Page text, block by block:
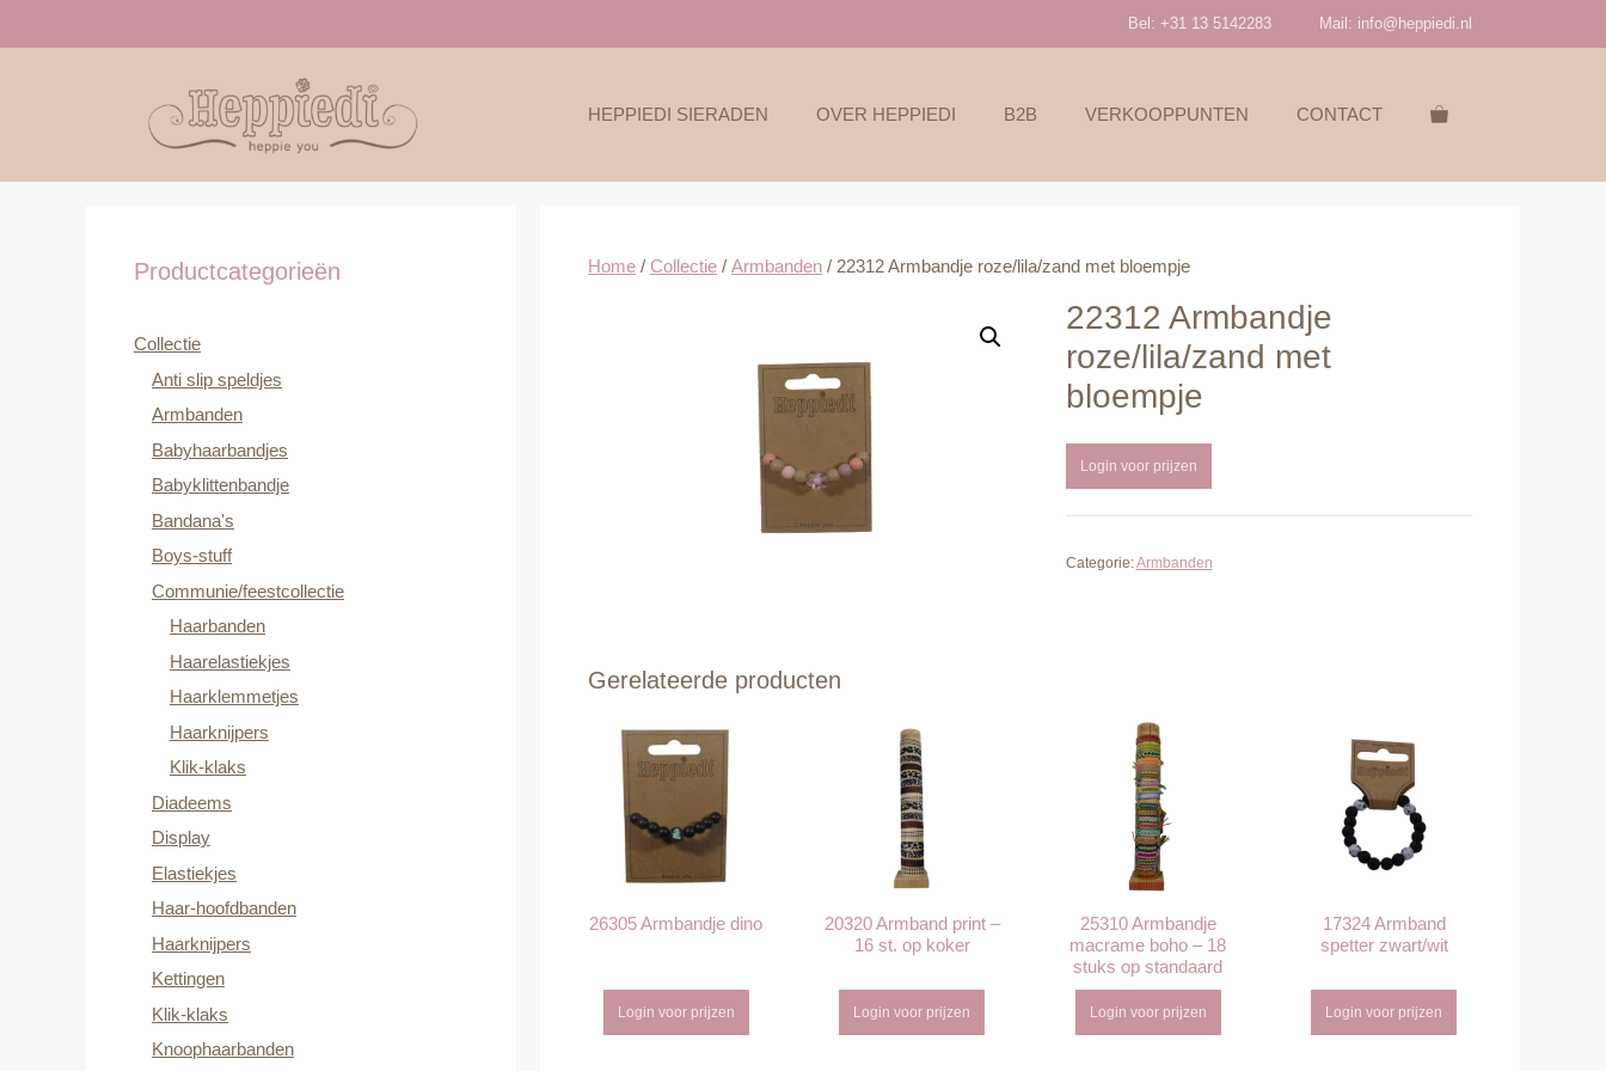
Bel: +31 13 5142283 Mail: info@heppiedi.nl
HEPPIEDI SIERADEN OVER HEPPIEDI B2B VERKOOPPUNTEN CONTACT
Home / Collectie / Armbanden / 22312 Armbandje roze/lila/zand met bloempje
22312 Armbandje
roze/lila/zand met
bloempje
Login voor prijzen
Categorie:Armbanden
Gerelateerde producten
26305 Armbandje dino
Login voor prijzen
20320 Armband print –
16 st. op koker
Login voor prijzen
25310 Armbandje
macrame boho – 18
stuks op standaard
Login voor prijzen
17324 Armband
spetter zwart/wit
Login voor prijzen
Productcategorieën
Collectie
Anti slip speldjes
Armbanden
Babyhaarbandjes
Babyklittenbandje
Bandana's
Boys-stuff
Communie/feestcollectie
Haarbanden
Haarelastiekjes
Haarklemmetjes
Haarknijpers
Klik-klaks
Diadeems
Display
Elastiekjes
Haar-hoofdbanden
Haarknijpers
Kettingen
Klik-klaks
Knoophaarbanden